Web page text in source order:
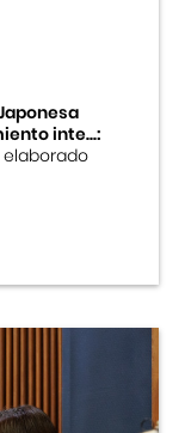
inte...:
elaborado